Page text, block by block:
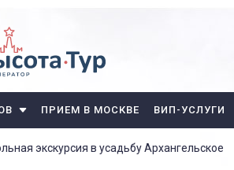
ПРИЕМ В МОСКВЕ ВИП-УСЛУГИ
экскурсия в усадьбу Архангельское